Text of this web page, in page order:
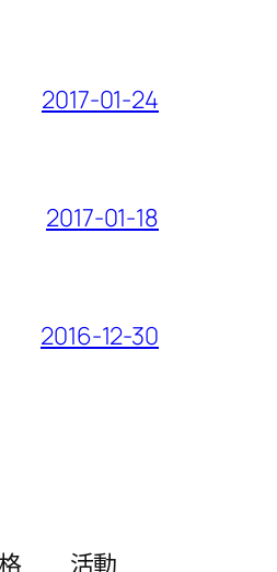
2017-01-24
2017-01-18
2016-12-30
活動